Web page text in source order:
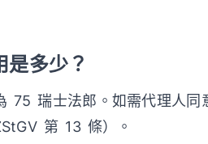
是多少？
75 瑞士法郎。如需代理人同
第 13 條）。